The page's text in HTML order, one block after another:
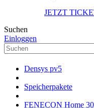
JETZT
Suchen
Einloggen
Densys pv5
Speicherpakete
FENECON Home